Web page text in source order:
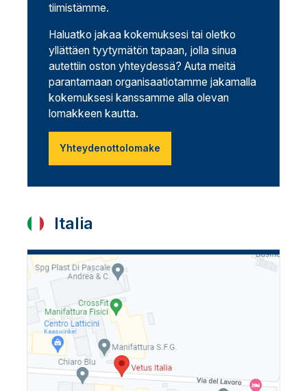
tiimistämme.
Haluatko jakaa kokemuksesi tai oletko
yllättäen tyytymätön tapaan, jolla sinua
autettiin oston yhteydessä? Auta meitä
parantamaan organisaatiotamme jakamalla
kokemuksesi kanssamme alla olevan
lomakkeen kautta.
Yhteydenottolomake
Italia